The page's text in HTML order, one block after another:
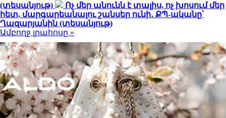
(տեսանյութ)
Ոչ մեր անունն է տալիս, ոչ խոսում մեր
հետ, մարգարեանալու շանսեր ունի․ ՔՊ-ականը՝
Ղազարյանին (տեսանյութ)
Ամբողջ լրահոսը »